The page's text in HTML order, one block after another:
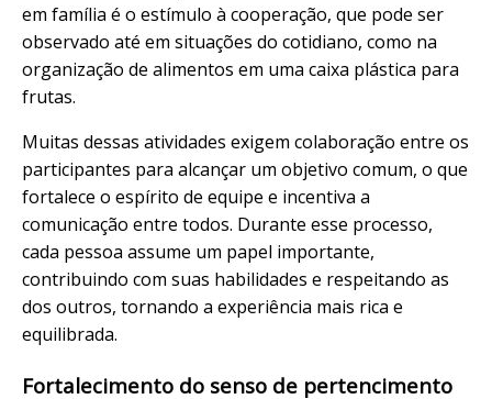
em família é o estímulo à cooperação, que pode ser
observado até em situações do cotidiano, como na
organização de alimentos em uma caixa plástica para
frutas.
Muitas dessas atividades exigem colaboração entre os
participantes para alcançar um objetivo comum, o que
fortalece o espírito de equipe e incentiva a
comunicação entre todos. Durante esse processo,
cada pessoa assume um papel importante,
contribuindo com suas habilidades e respeitando as
dos outros, tornando a experiência mais rica e
equilibrada.
Fortalecimento do senso de pertencimento